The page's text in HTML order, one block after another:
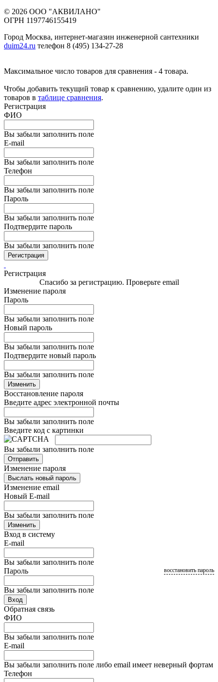
© 2026 ООО "АКВИЛАНО"
ОГРН 1197746155419
Город Москва, интернет-магазин инженерной сантехники
duim24.ru телефон 8 (495) 134-27-28
Максимальное число товаров для сравнения - 4 товара.
Чтобы добавить текущий товар к сравнению, удалите один из
товаров в таблице сравнения.
Регистрация
ФИО
Вы забыли заполнить поле
E-mail
Вы забыли заполнить поле
Телефон
Вы забыли заполнить поле
Пароль
Вы забыли заполнить поле
Подтвердите пароль
Вы забыли заполнить поле
Регистрация
Регистрация
Спасибо за регистрацию. Проверьте email
Изменение пароля
Пароль
Вы забыли заполнить поле
Новый пароль
Вы забыли заполнить поле
Подтвердите новый пароль
Вы забыли заполнить поле
Изменить
Восстановление пароля
Введите адрес электронной почты
Вы забыли заполнить поле
Введите код с картинки
Вы забыли заполнить поле
Отправить
Изменение пароля
Выслать новый пароль
Изменение email
Новый E-mail
Вы забыли заполнить поле
Изменить
Вход в систему
E-mail
Вы забыли заполнить поле
Пароль
Вы забыли заполнить поле
восстановить пароль
Вход
Обратная связь
ФИО
Вы забыли заполнить поле
E-mail
Вы забыли заполнить поле либо email имеет неверный фортам
Телефон